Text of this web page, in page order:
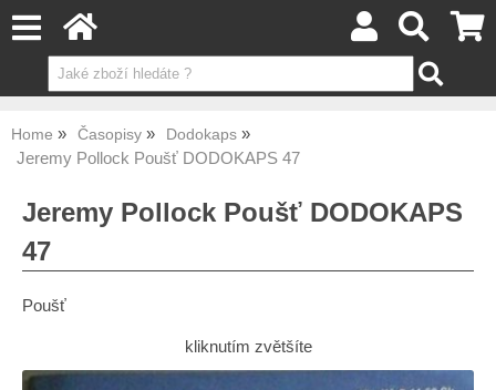
Home Časopisy Dodokaps
Jeremy Pollock Poušť DODOKAPS 47
Jeremy Pollock Poušť DODOKAPS
47
Poušť
kliknutím zvětšíte